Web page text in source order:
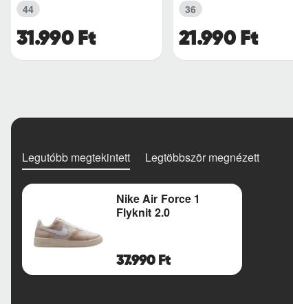
31.990 Ft
44
21.990 Ft
36
Legutóbb megtekintett Legtöbbször megnézett
Nike Air Force 1
Flyknit 2.0
37.990 Ft